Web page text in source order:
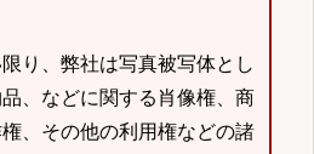
り、弊社は写真被写体とし
、などに関する肖像権、商
、その他の利用権などの諸